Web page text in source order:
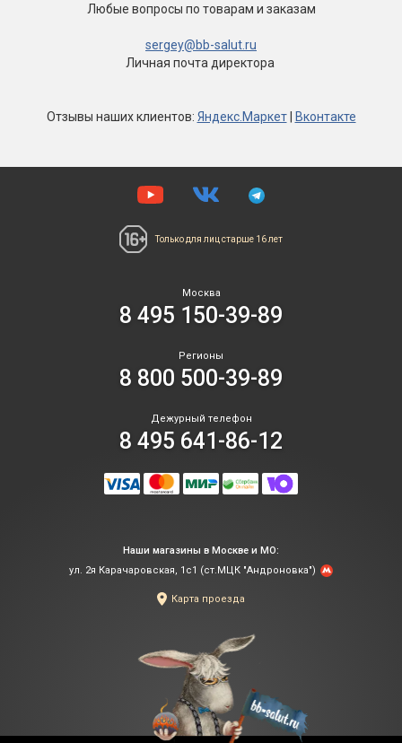
Любые вопросы по товарам и заказам
sergey@bb-salut.ru
Личная почта директора
Отзывы наших клиентов: Яндекс.Маркет| Вконтакте
Только для лиц старше 16 лет
Москва
8 495 150-39-89
Регионы
8 800 500-39-89
Дежурный телефон
8 495 641-86-12
Наши магазины в Москве и МО:
ул. 2я Карачаровская, 1с1 (ст.МЦК "Андроновка")
Карта проезда